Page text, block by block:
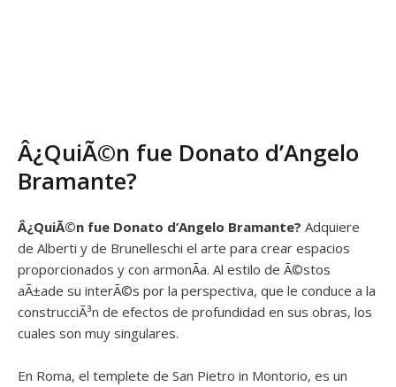
Â¿QuiÃ©n fue Donato d’Angelo
Bramante?
Â¿QuiÃ©n fue Donato d’Angelo Bramante? Adquiere
de Alberti y de Brunelleschi el arte para crear espacios
proporcionados y con armonÃ­a. Al estilo de Ã©stos
aÃ±ade su interÃ©s por la perspectiva, que le conduce a la
construcciÃ³n de efectos de profundidad en sus obras, los
cuales son muy singulares.
En Roma, el templete de San Pietro in Montorio, es un